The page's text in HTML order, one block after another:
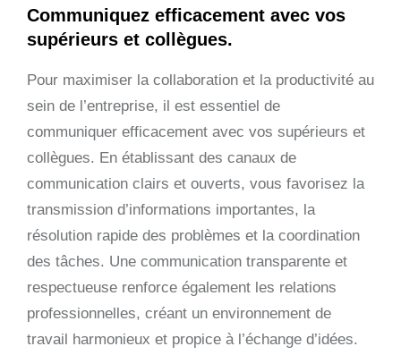
Communiquez efficacement avec vos
supérieurs et collègues.
Pour maximiser la collaboration et la productivité au
sein de l’entreprise, il est essentiel de
communiquer efficacement avec vos supérieurs et
collègues. En établissant des canaux de
communication clairs et ouverts, vous favorisez la
transmission d’informations importantes, la
résolution rapide des problèmes et la coordination
des tâches. Une communication transparente et
respectueuse renforce également les relations
professionnelles, créant un environnement de
travail harmonieux et propice à l’échange d’idées.